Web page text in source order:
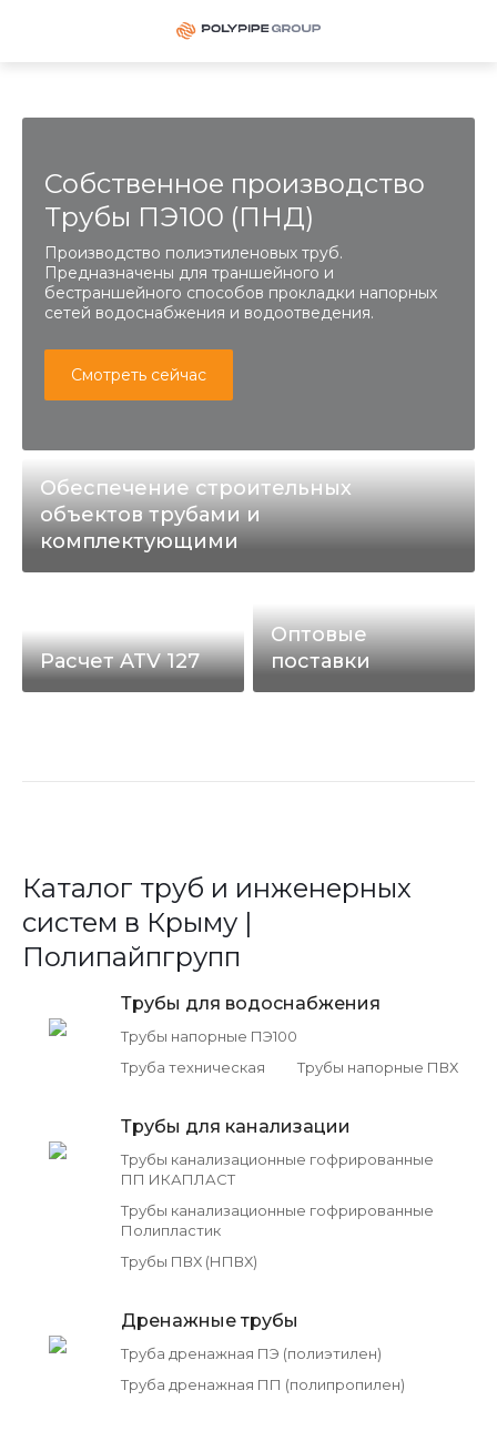
Собственное производство
Трубы ПЭ100 (ПНД)
Производство полиэтиленовых труб.
Предназначены для траншейного и
бестраншейного способов прокладки напорных
сетей водоснабжения и водоотведения.
Смотреть сейчас
Обеспечение строительных
объектов трубами и
комплектующими
Расчет ATV 127
Оптовые
поставки
Каталог труб и инженерных
систем в Крыму |
Полипайпгрупп
Трубы для водоснабжения
Трубы напорные ПЭ100
Труба техническая
Трубы напорные ПВХ
Трубы для канализации
Трубы канализационные гофрированные
ПП ИКАПЛАСТ
Трубы канализационные гофрированные
Полипластик
Трубы ПВХ (НПВХ)
Дренажные трубы
Труба дренажная ПЭ (полиэтилен)
Труба дренажная ПП (полипропилен)